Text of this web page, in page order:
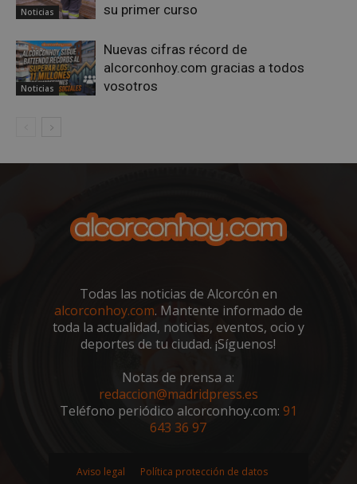
Noticias
su primer curso
Noticias
Nuevas cifras récord de
alcorconhoy.com gracias a todos
vosotros
Todas las noticias de Alcorcón en
alcorconhoy.com. Mantente informado de
toda la actualidad, noticias, eventos, ocio y
deportes de tu ciudad. ¡Síguenos!
Notas de prensa a:
redaccion@madridpress.es
Teléfono periódico alcorconhoy.com: 91
643 36 97
Aviso legal
Política protección de datos
sp_landing
VISITOR_PRIVACY_METADATA
5 meses 4